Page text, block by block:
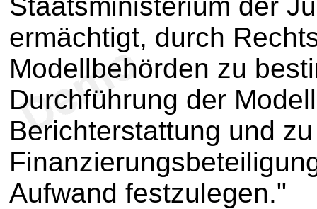
ermächtigt, durch
Modellbehörden zu
Durchführung der
Berichterstattung und
Aufwand festzulegen."